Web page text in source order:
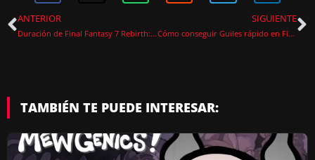
ANTERIOR
Duración de Final Fantasy 7 Rebirth: prepárate para una aventura épica
SIGUIENTE
Cómo conseguir Guiles rápido en Final Fantasy 7 Rebirth
TAMBIÉN TE PUEDE INTERESAR: